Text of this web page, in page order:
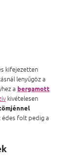
kifejezetten
lenyűgöz a
a bergamott
kivételesen
édes folt pedig a